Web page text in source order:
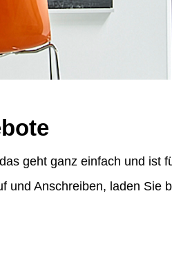
geht ganz einfach und ist
und Anschreiben, laden Sie